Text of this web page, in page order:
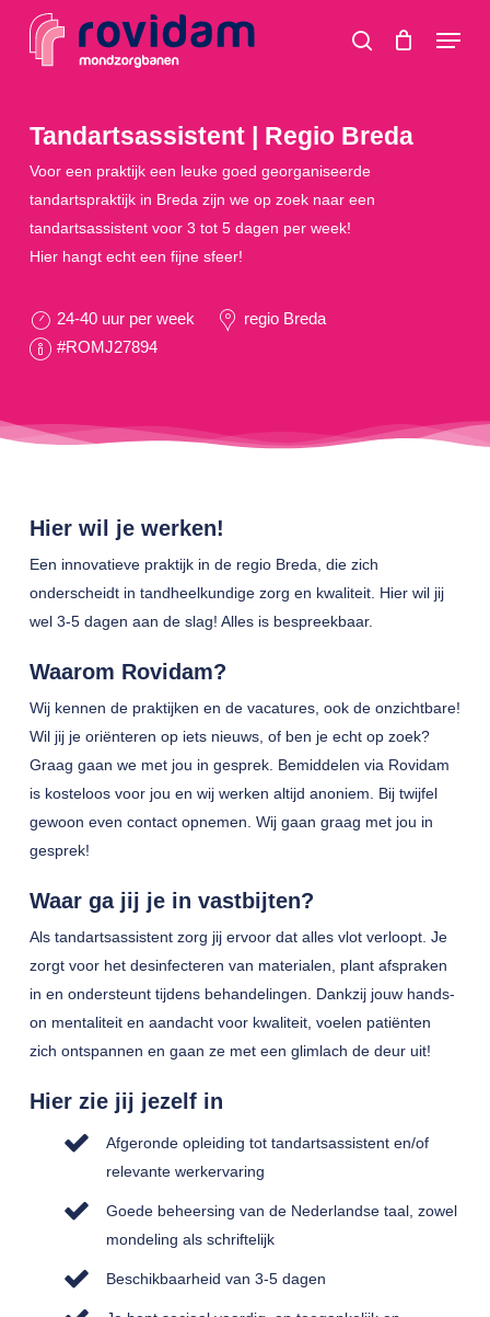
search
Menu
Tandartsassistent | Regio Breda
Voor een praktijk een leuke goed georganiseerde
tandartspraktijk in Breda zijn we op zoek naar een
tandartsassistent voor 3 tot 5 dagen per week!
Hier hangt echt een fijne sfeer!
24-40 uur per week
regio Breda
#ROMJ27894
Hier wil je werken!
Een innovatieve praktijk in de regio Breda, die zich
onderscheidt in tandheelkundige zorg en kwaliteit. Hier wil jij
wel 3-5 dagen aan de slag! Alles is bespreekbaar.
Waarom Rovidam?
Wij kennen de praktijken en de vacatures, ook de onzichtbare!
Wil jij je oriënteren op iets nieuws, of ben je echt op zoek?
Graag gaan we met jou in gesprek. Bemiddelen via Rovidam
is kosteloos voor jou en wij werken altijd anoniem. Bij twijfel
gewoon even contact opnemen. Wij gaan graag met jou in
gesprek!
Waar ga jij je in vastbijten?
Als tandartsassistent zorg jij ervoor dat alles vlot verloopt. Je
zorgt voor het desinfecteren van materialen, plant afspraken
in en ondersteunt tijdens behandelingen. Dankzij jouw hands-
on mentaliteit en aandacht voor kwaliteit, voelen patiënten
zich ontspannen en gaan ze met een glimlach de deur uit!
Hier zie jij jezelf in
Afgeronde opleiding tot tandartsassistent en/of
relevante werkervaring
Goede beheersing van de Nederlandse taal, zowel
mondeling als schriftelijk
Beschikbaarheid van 3-5 dagen